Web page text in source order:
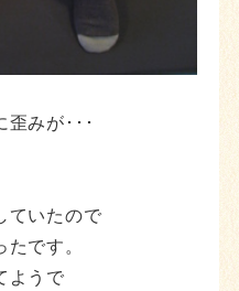
みが･･･
ていたので
です。
ようで